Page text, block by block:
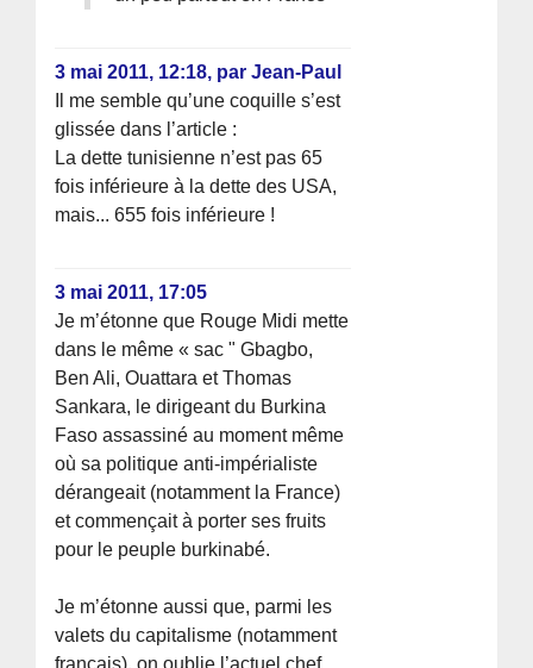
3 mai 2011, 12:18, parJean-Paul
Il me semble qu’une coquille s’est
glissée dans l’article :
La dette tunisienne n’est pas 65
fois inférieure à la dette des USA,
mais... 655 fois inférieure !
3 mai 2011, 17:05
Je m’étonne que Rouge Midi mette
dans le même « sac " Gbagbo,
Ben Ali, Ouattara et Thomas
Sankara, le dirigeant du Burkina
Faso assassiné au moment même
où sa politique anti-impérialiste
dérangeait (notamment la France)
et commençait à porter ses fruits
pour le peuple burkinabé.
Je m’étonne aussi que, parmi les
valets du capitalisme (notamment